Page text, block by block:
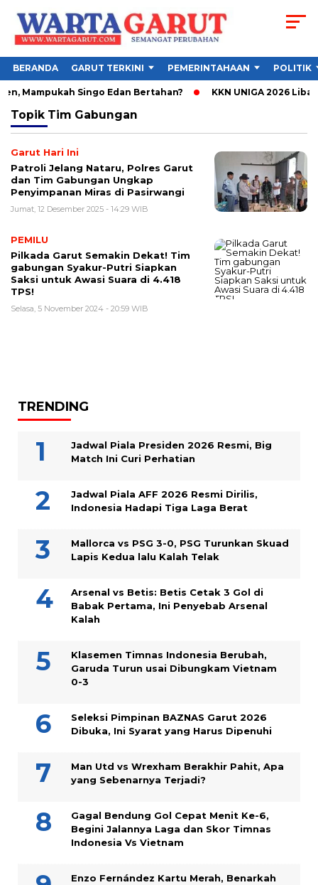
BERANDA GARUT TERKINI PEMERINTAHAAN POLITIK
Mampukah Singo Edan Bertahan? KKN UNIGA 2026
Topik Tim Gabungan
Garut Hari Ini
Patroli Jelang Nataru, Polres Garut
dan Tim Gabungan Ungkap
Penyimpanan Miras di Pasirwangi
Jumat, 12 Desember 2025 - 14:29 WIB
PEMILU
Pilkada Garut Semakin Dekat! Tim
gabungan Syakur-Putri Siapkan
Saksi untuk Awasi Suara di 4.418
TPS!
Selasa, 5 November 2024 - 20:59 WIB
TRENDING
Jadwal Piala Presiden 2026 Resmi, Big
Match Ini Curi Perhatian
Jadwal Piala AFF 2026 Resmi Dirilis,
Indonesia Hadapi Tiga Laga Berat
Mallorca vs PSG 3-0, PSG Turunkan Skuad
Lapis Kedua lalu Kalah Telak
Arsenal vs Betis: Betis Cetak 3 Gol di
Babak Pertama, Ini Penyebab Arsenal
Kalah
Klasemen Timnas Indonesia Berubah,
Garuda Turun usai Dibungkam Vietnam
0-3
Seleksi Pimpinan BAZNAS Garut 2026
Dibuka, Ini Syarat yang Harus Dipenuhi
Man Utd vs Wrexham Berakhir Pahit, Apa
yang Sebenarnya Terjadi?
Gagal Bendung Gol Cepat Menit Ke-6,
Begini Jalannya Laga dan Skor Timnas
Indonesia Vs Vietnam
Enzo Fernández Kartu Merah, Benarkah